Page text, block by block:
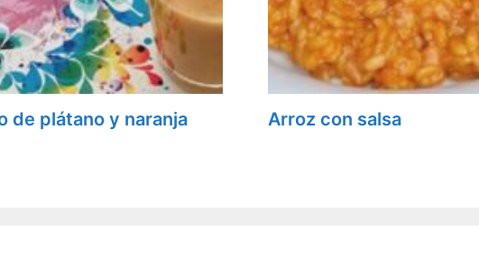
de plátano y naranja Arroz con salsa